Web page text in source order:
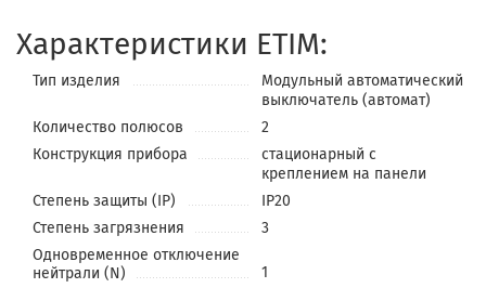
Характеристики ETIM:
Тип изделия
Модульный автоматический
выключатель (автомат)
Количество полюсов
2
Конструкция прибора
стационарный с
креплением на панели
Степень защиты (IP)
IP20
Степень загрязнения
3
Одновременное отключение
нейтрали (N)
1